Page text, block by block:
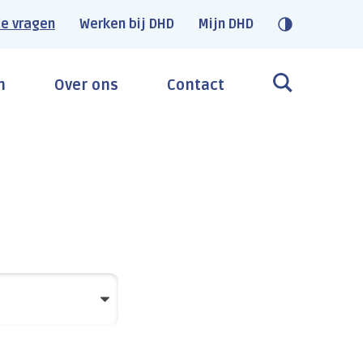
vragen Werken bij DHD Mijn DHD
Over ons Contact